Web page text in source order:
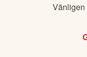
Vänligen